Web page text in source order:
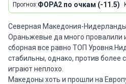
Прогноз:ФОРА2 по очкам (-11.5)
Северная Македония-Нидерланды
Ораньжевые да много провалили
сборная все равно ТОП
стабильны, однако, против более
играют неплохо.
Македоны хоть и прошли на